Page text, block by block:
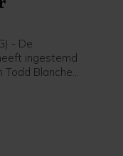
- De
ingestemd
Todd Blanche